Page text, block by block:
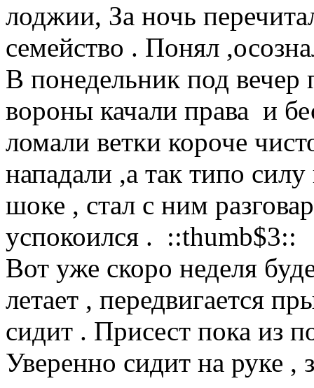
лоджии, За ночь
семейство . Понял
В понедельник под вечер
вороны качали права и
ломали ветки короче
нападали ,а так типо
шоке , стал с ним
успокоился . ::thumb$3::
Вот уже скоро неделя
летает , передвигается
сидит . Присест пока из
Уверенно сидит на руке ,